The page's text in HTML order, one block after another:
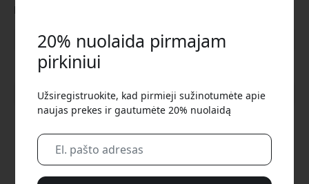
kiekvieną "Apple" patirtį ir padidinti jūsų produktyvumą.
Rodyti visas kategorijas
20% nuolaida pirmajam
pirkiniui
Užsiregistruokite, kad pirmieji sužinotumėte apie
naujas prekes ir gautumėte 20% nuolaidą
Norėdami gauti 20% nuolaidą, naudokite šį kodą
atsiskaitydami.